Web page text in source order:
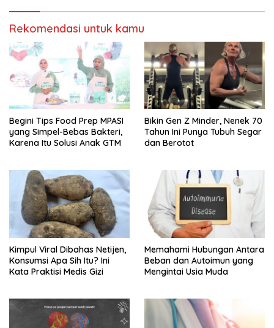
Rekomendasi untuk kamu
Begini Tips Food Prep MPASI
yang Simpel-Bebas Bakteri,
Karena Itu Solusi Anak GTM
Bikin Gen Z Minder, Nenek 70
Tahun Ini Punya Tubuh Segar
dan Berotot
Kimpul Viral Dibahas Netijen,
Konsumsi Apa Sih Itu? Ini
Kata Praktisi Medis Gizi
Memahami Hubungan Antara
Beban dan Autoimun yang
Mengintai Usia Muda